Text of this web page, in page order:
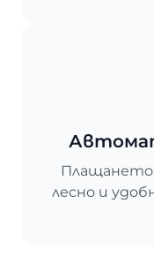
Плащането
лесно и